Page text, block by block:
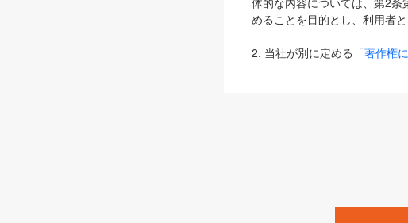
めることを目的とし、利用者
2. 当社が別に定める「著作権
は、本規約の規定が優先して